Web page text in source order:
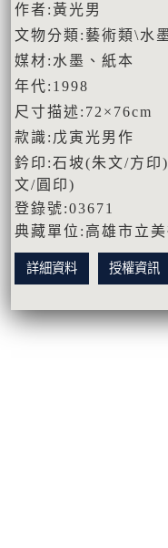
作者:黃光男
文物分類:藝術類\水
媒材:水墨、紙本
年代:1998
尺寸描述:72×76cm
款識:戊寅光男作
鈐印:石坡(朱文/方
文/圓印)
登錄號:03671
典藏單位:高雄市立美
詳細資料 授權資訊